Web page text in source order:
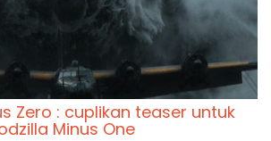
Zero : cuplikan teaser untuk
Minus One